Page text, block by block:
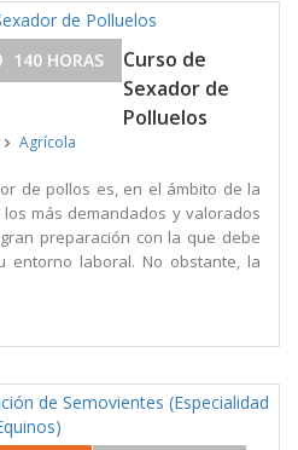
140 HORAS
Curso de
Sexador de
Polluelos
Agrícola
de pollos es, en el ámbito de la
más demandados y valorados
preparación con la que debe
entorno laboral. No obstante, la